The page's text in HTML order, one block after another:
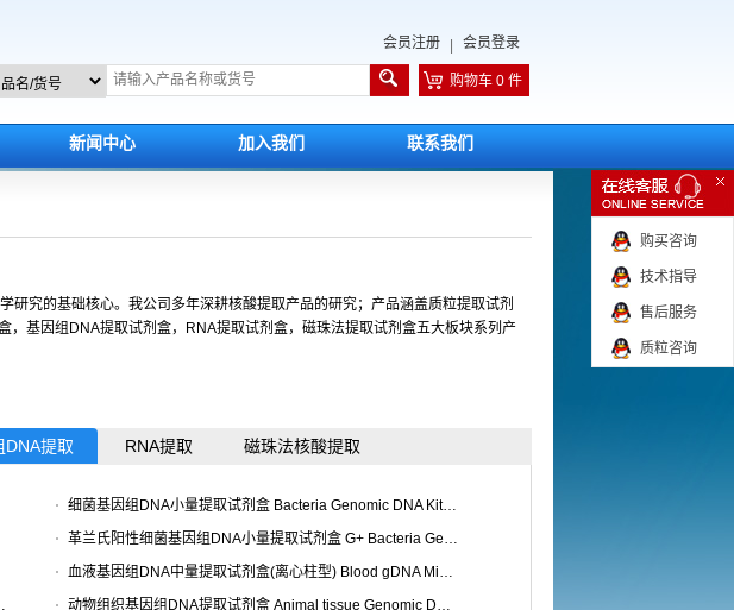
会员注册 会员登录
购物车 0 件
新闻中心 加入我们 联系我们
研究的基础核心。我公司多年深耕核酸提取产品的研究；产品涵盖质粒提取试剂
，基因组DNA提取试剂盒，RNA提取试剂盒，磁珠法提取试剂盒五大板块系列产
DNA提取 RNA提取 磁珠法核酸提取
细菌基因组DNA小量提取试剂盒 Bacteria Genomic DNA Kit（ZP301）
革兰氏阳性细菌基因组DNA小量提取试剂盒 G+ Bacteria Genomic DNA Kit（Z……
血液基因组DNA中量提取试剂盒(离心柱型) Blood gDNA Midiprep Kit（ZP30……
Kit（ZP306）
动物组织基因组DNA提取试剂盒 Animal tissue Genomic DNA Kit（ZP30……
购买咨询
技术指导
售后服务
质粒咨询